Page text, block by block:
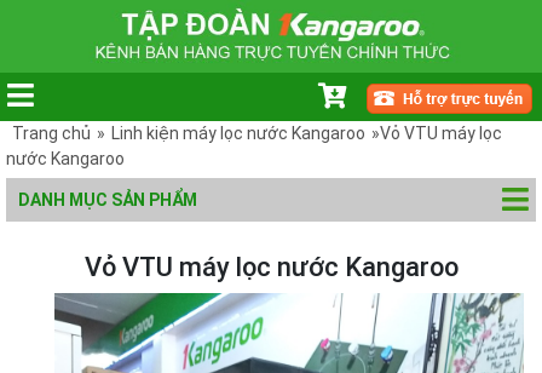
Trang chủ » Linh kiện máy lọc nước Kangaroo »Vỏ VTU máy lọc
nước Kangaroo
DANH MỤC SẢN PHẨM
Vỏ VTU máy lọc nước Kangaroo